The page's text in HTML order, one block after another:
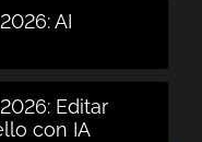
AI
Editar
con IA